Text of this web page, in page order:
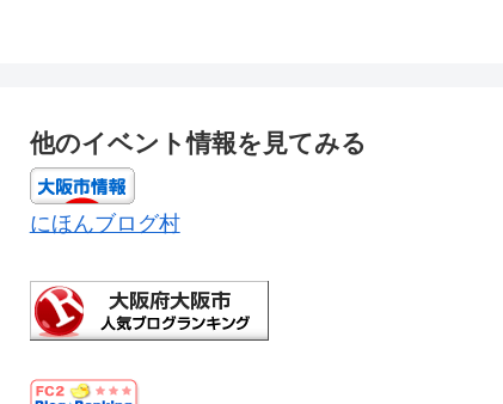
他のイベント情報を見てみる
にほんブログ村